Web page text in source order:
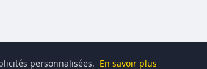
personnalisées. En savoir plus